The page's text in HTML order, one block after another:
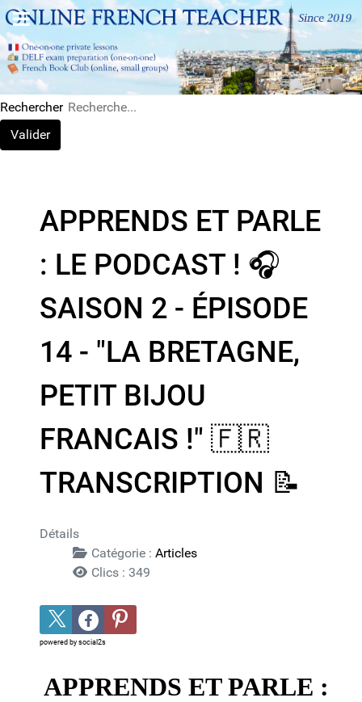
Rechercher
Valider
APPRENDS ET PARLE
: LE PODCAST ! 🎧
SAISON 2 - ÉPISODE
14 - "LA BRETAGNE,
PETIT BIJOU
FRANCAIS !"​ 🇫🇷​ ​
TRANSCRIPTION 📝​
Détails
Catégorie : Articles
Clics : 349
powered by social2s
APPRENDS ET PARLE :